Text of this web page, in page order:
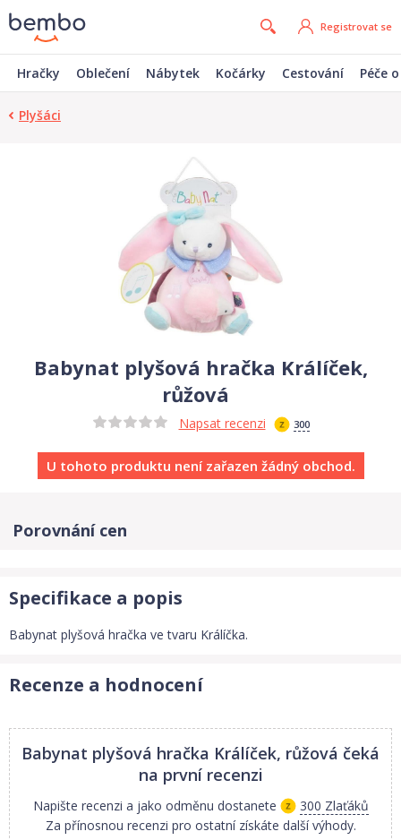
Registrovat se
Hračky Oblečení Nábytek Kočárky Cestování Péče
Plyšáci
Babynat plyšová hračka Králíček,
růžová
Napsat recenzi 300
U tohoto produktu není zařazen žádný obchod.
Porovnání cen
Specifikace a popis
Babynat plyšová hračka ve tvaru Králíčka.
Recenze a hodnocení
Babynat plyšová hračka Králíček, růžová čeká
na první recenzi
Napište recenzi a jako odměnu dostanete
300 Zlaťáků
Za přínosnou recenzi pro ostatní získáte další výhody.